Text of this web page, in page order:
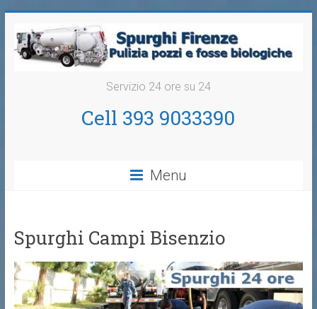
Servizio 24 ore su 24
Cell 393 9033390
Menu
Spurghi Campi Bisenzio